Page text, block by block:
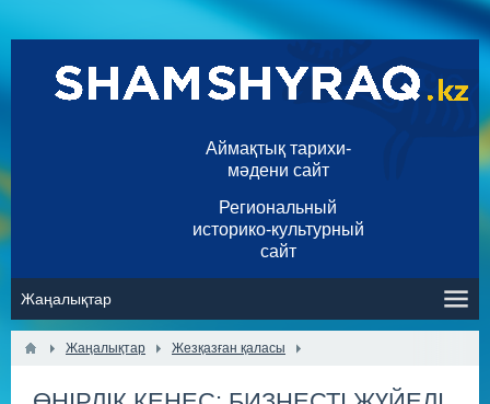
Аймақтық тарихи-
мәдени сайт
Региональный
историко-культурный
сайт
Жаңалықтар Жезқазған қаласы